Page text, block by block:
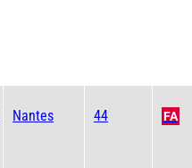
Nantes 44 FA